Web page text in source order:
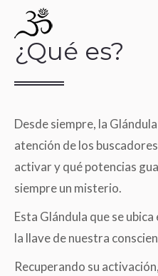
¿Qué es?
Desde siempre, la
atención de los
activar y qué potencias
siempre un misterio.
Esta Glándula que se
la llave de nuestra
Recuperando su